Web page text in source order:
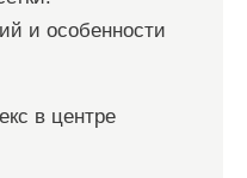
и особенности
в центре